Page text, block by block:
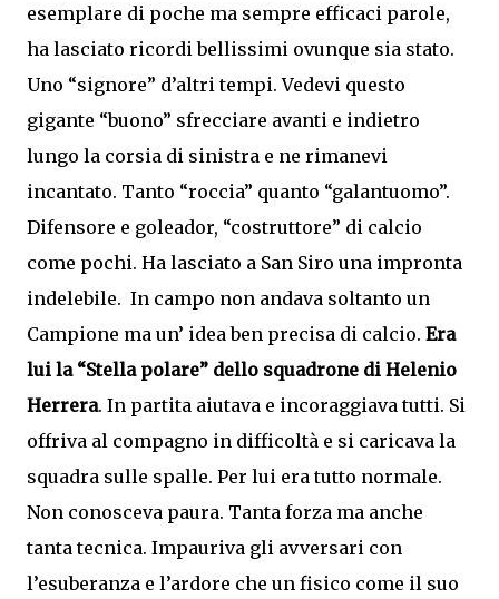
esemplare di poche ma sempre efficaci parole,
ha lasciato ricordi bellissimi ovunque sia stato.
Uno “signore” d’altri tempi. Vedevi questo
gigante “buono” sfrecciare avanti e indietro
lungo la corsia di sinistra e ne rimanevi
incantato. Tanto “roccia” quanto “galantuomo”.
Difensore e goleador, “costruttore” di calcio
come pochi. Ha lasciato a San Siro una impronta
indelebile. In campo non andava soltanto un
Campione ma un’ idea ben precisa di calcio. Era
lui la “Stella polare” dello squadrone di Helenio
Herrera. In partita aiutava e incoraggiava tutti. Si
offriva al compagno in difficoltà e si caricava la
squadra sulle spalle. Per lui era tutto normale.
Non conosceva paura. Tanta forza ma anche
tanta tecnica. Impauriva gli avversari con
l’esuberanza e l’ardore che un fisico come il suo